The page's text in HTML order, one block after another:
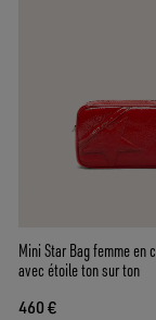
Mini Star Bag femme en
avec étoile ton sur ton
460 €